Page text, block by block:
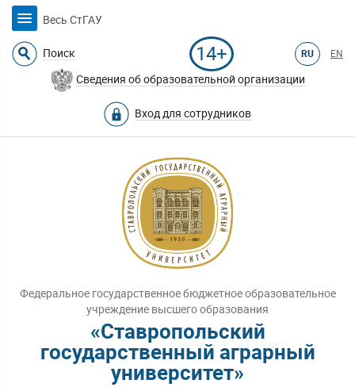
Весь СтГАУ
Поиск 14+ RU EN
Сведения об образовательной организации
Вход для сотрудников
Федеральное государственное бюджетное образовательное
учреждение высшего образования
«Ставропольский
государственный аграрный
университет»